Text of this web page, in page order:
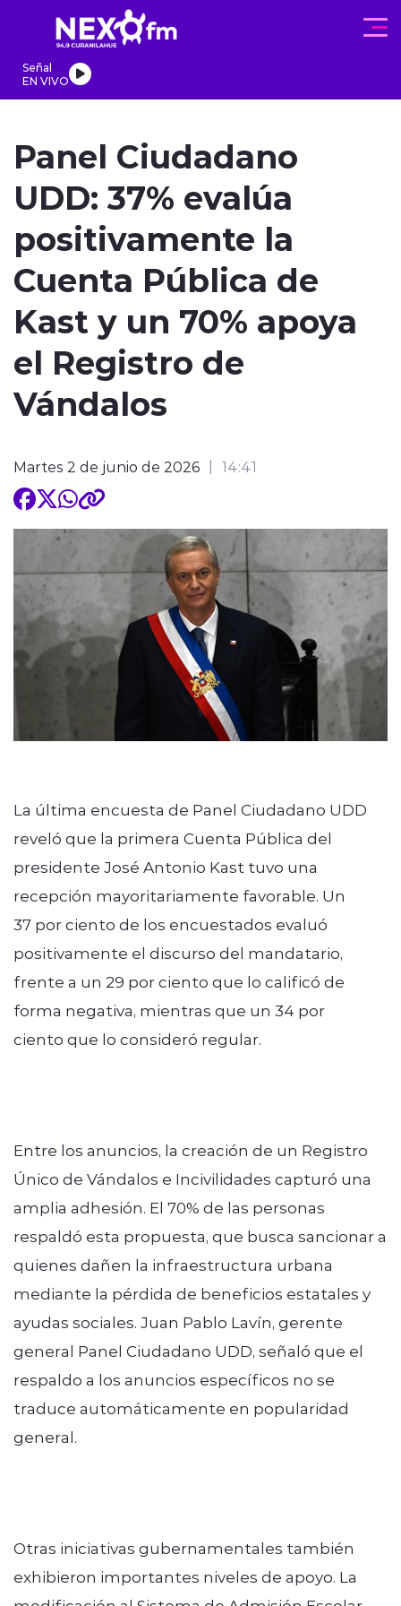
Click acá para ir directamente al contenido
Señal
EN VIVO
modo claro
Panel Ciudadano
UDD: 37% evalúa
positivamente la
Cuenta Pública de
Kast y un 70% apoya
el Registro de
Vándalos
Martes 2 de junio de 2026 14:41
La última encuesta de Panel Ciudadano UDD
reveló que la primera Cuenta Pública del
presidente José Antonio Kast tuvo una
recepción mayoritariamente favorable. Un
37 por ciento de los encuestados evaluó
positivamente el discurso del mandatario,
frente a un 29 por ciento que lo calificó de
forma negativa, mientras que un 34 por
ciento que lo consideró regular.
Entre los anuncios, la creación de un Registro
Único de Vándalos e Incivilidades capturó una
amplia adhesión. El 70% de las personas
respaldó esta propuesta, que busca sancionar a
quienes dañen la infraestructura urbana
mediante la pérdida de beneficios estatales y
ayudas sociales. Juan Pablo Lavín, gerente
general Panel Ciudadano UDD, señaló que el
respaldo a los anuncios específicos no se
traduce automáticamente en popularidad
general.
Otras iniciativas gubernamentales también
exhibieron importantes niveles de apoyo. La